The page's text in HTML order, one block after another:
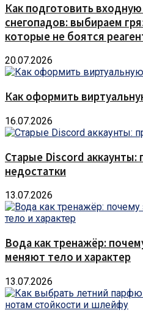
Как подготовить
снегопадов: выбираем
которые не боятся
20.07.2026
Как оформить
16.07.2026
Старые Discord аккаунты:
недостатки
13.07.2026
Вода как тренажёр:
меняют тело и характер
13.07.2026